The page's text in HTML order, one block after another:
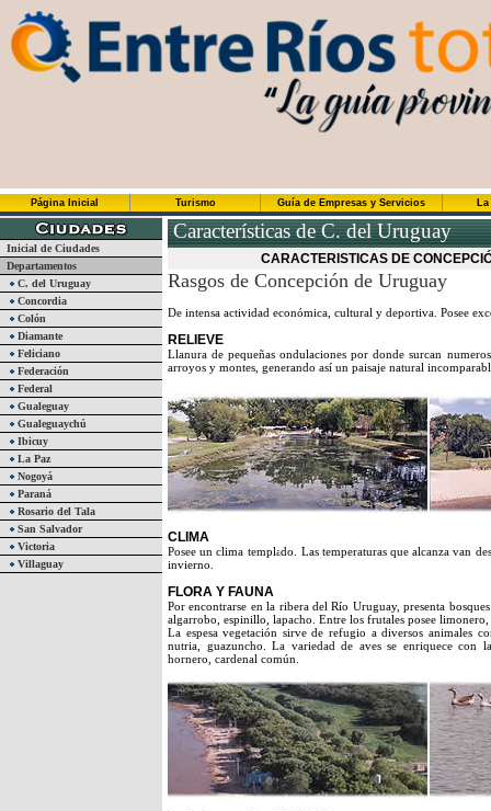
Página Inicial Turismo Guía de Empresas y Servicios
Inicial de Ciudades
Departamentos
C. del Uruguay
Concordia
Colón
Diamante
Feliciano
Federación
Federal
Gualeguay
Gualeguaychú
Ibicuy
La Paz
Nogoyá
Paraná
Rosario del Tala
San Salvador
Victoria
Villaguay
Características de C. del Uruguay
CARACTERISTICAS DE
Rasgos de Concepción de Uruguay
De intensa actividad económica, cultural y deportiva. Posee
RELIEVE
Llanura de pequeñas ondulaciones por donde surcan
arroyos y montes, generando así un paisaje natural
CLIMA
Posee un clima templado. Las temperaturas que alcanza van
invierno.
FLORA Y FAUNA
Por encontrarse en la ribera del Río Uruguay, presenta
algarrobo, espinillo, lapacho. Entre los frutales posee
La espesa vegetación sirve de refugio a diversos animales
nutria, guazuncho. La variedad de aves se enriquece con
hornero, cardenal común.